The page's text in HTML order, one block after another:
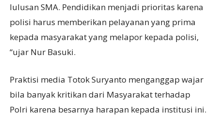
lulusan SMA. Pendidikan menjadi prioritas karena
polisi harus memberikan pelayanan yang prima
kepada masyarakat yang melapor kepada polisi,
“ujar Nur Basuki.
Praktisi media Totok Suryanto menganggap wajar
bila banyak kritikan dari Masyarakat terhadap
Polri karena besarnya harapan kepada institusi ini.